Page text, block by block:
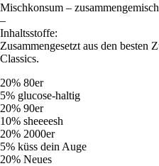
Mischkonsum –
–
Inhaltsstoffe:
Zusammengesetzt aus den besten
Classics.
20% 80er
5% glucose-haltig
20% 90er
10% sheeeesh
20% 2000er
5% küss dein Auge
20% Neues